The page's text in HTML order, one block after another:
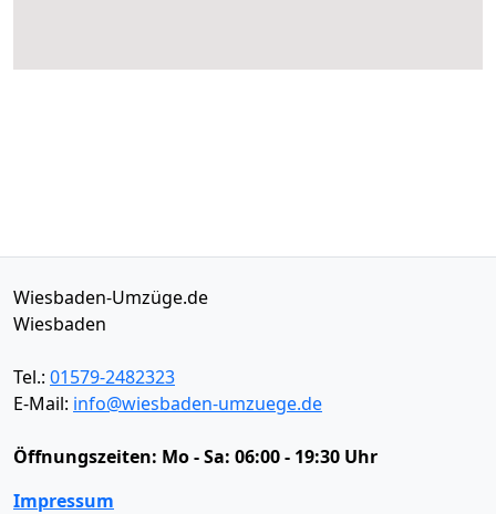
Wiesbaden-Umzüge.de
Wiesbaden
Tel.: 01579-2482323
E-Mail: info@wiesbaden-umzuege.de
Öffnungszeiten: Mo - Sa: 06:00 - 19:30 Uhr
Impressum